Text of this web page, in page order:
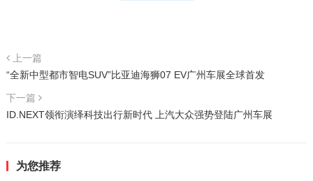
上一篇
“全新中型都市智电SUV”比亚迪海狮07 EV广州车展全球首发
下一篇
ID.NEXT领衔演绎科技出行新时代 上汽大众强势登陆广州车展
为您推荐